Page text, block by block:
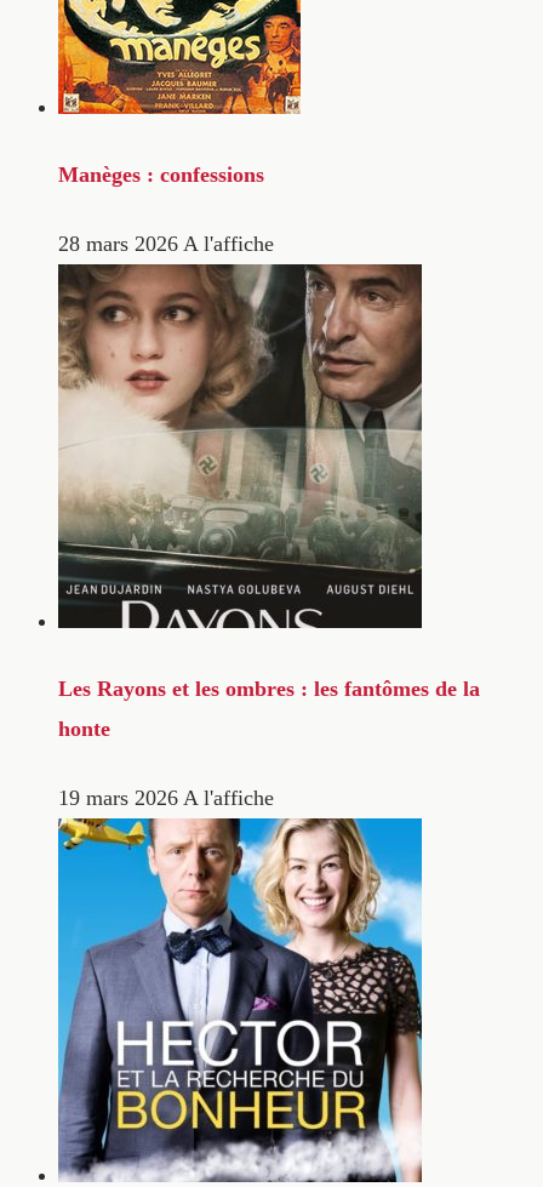
Manèges : confessions
28 mars 2026 A l'affiche
Les Rayons et les ombres : les fantômes de la
honte
19 mars 2026 A l'affiche